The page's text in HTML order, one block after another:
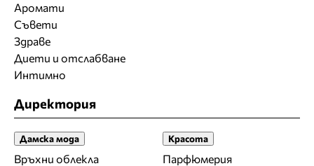
Аромати
Съвети
Здраве
Диети и отслабване
Интимно
Директория
Дамска мода
Връхни облекла
Красота
Парфюмерия